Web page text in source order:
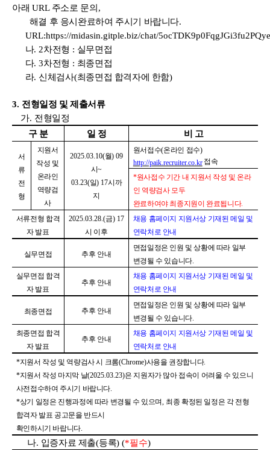
아래 URL 주소로 문의 ,
해결 후 응시완료하여 주시기 바랍니다.
URL:https://midasin.gitple.biz/chat/
나. 2차전형 : 실무면접
다. 3차전형 : 최종면접
라. 신체검사(최종면접 합격자에 한함)
3. 전형일정 및 제출서류
가. 전형일정
구 분
일 정 비 고
서
류
전
형
지원서
작성 및
온라인
역량검
사
2025.03.10(월) 09
시~
03.23(일) 17시까
지
원서접수(온라인 접수)
http://paik.recruiter.co.kr 접속
*원사접수 기간 내 지원서 작성 및 온라
인 역량검사 모두
완료하여야 최종지원이 완료됩니다.
서류전형 합격
자 발표
2025.03.28.(금) 17
시 이후
채용 홈페이지 지원서상 기재된 메일 및
연락처로 안내
실무면접 추후 안내
면접일정은 인원 및 상황에 따라 일부
변경될 수 있습니다.
실무면접 합격
자 발표
추후 안내
채용 홈페이지 지원서상 기재된 메일 및
연락처로 안내
최종면접 추후 안내
면접일정은 인원 및 상황에 따라 일부
변경될 수 있습니다.
최종면접 합격
자 발표
추후 안내
채용 홈페이지 지원서상 기재된 메일 및
연락처로 안내
*지원서 작성 및 역량검사 시 크롬(Chrome)사용을 권장합니다.
*지원서 작성 마지막 날(2025.03.23)은 지원자가 많아 접속이 어려울 수 있으니
사전접수하여 주시기 바랍니다.
*상기 일정은 진행과정에 따라 변경될 수 있으며, 최종 확정된 일정은 각 전형
합격자 발표 공고문을 반드시
확인하시기 바랍니다.
나. 입증자료 제출(등록) (*필수)